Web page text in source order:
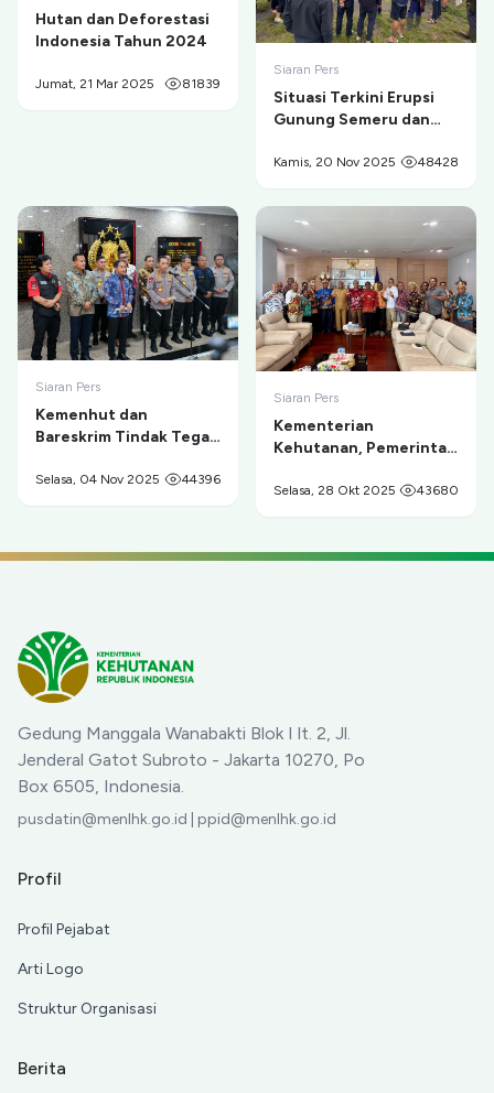
Hutan dan Deforestasi
Indonesia Tahun 2024
Jumat, 21 Mar 2025 81839
Siaran Pers
Situasi Terkini Erupsi
Gunung Semeru dan
Ranu Kumbolo
Kamis, 20 Nov 2025 48428
Siaran Pers
Kemenhut dan
Bareskrim Tindak Tegas
Taman Nasional Gunung
Selasa, 04 Nov 2025 44396
Siaran Pers
Kementerian
Kehutanan, Pemerintah
Masyarakat Adat
Pelestarian
Selasa, 28 Okt 2025 43680
Gedung Manggala Wanabakti Blok I lt. 2, Jl.
Jenderal Gatot Subroto - Jakarta 10270, Po
Box 6505, Indonesia.
pusdatin@menlhk.go.id | ppid@menlhk.go.id
Profil
Profil Pejabat
Arti Logo
Struktur Organisasi
Berita